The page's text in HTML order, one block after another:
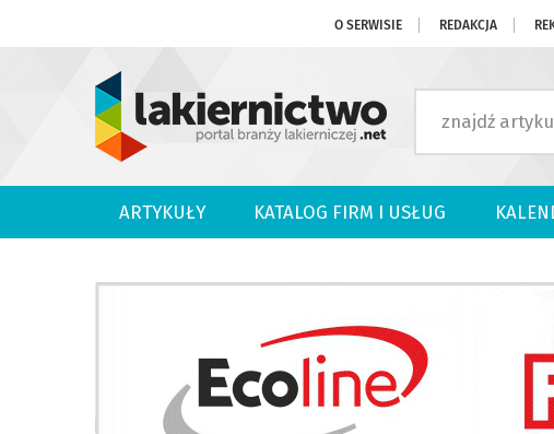
O SERWISIE REDAKCJA
ARTYKUŁY KATALOG FIRM I USŁUG